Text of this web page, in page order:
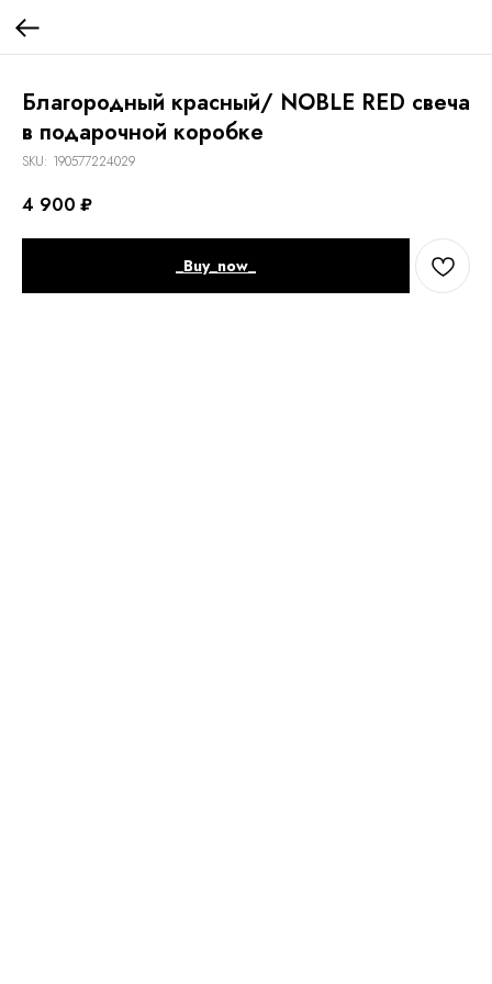
Благородный красный/ NOBLE RED свеча
в подарочной коробке
SKU: 190577224029
4 900 ₽
_Buy_now_